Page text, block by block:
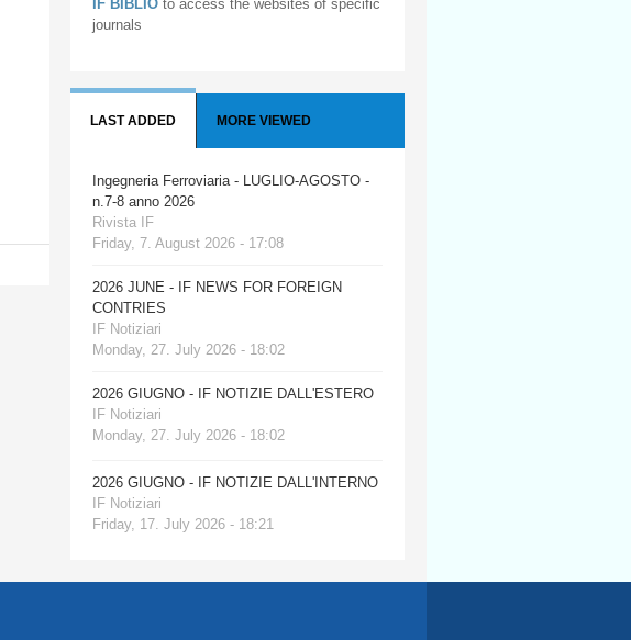
IF BIBLIO to access the websites of specific
journals
LAST ADDED MORE VIEWED
Ingegneria Ferroviaria - LUGLIO-AGOSTO -
n.7-8 anno 2026
Rivista IF
Friday, 7. August 2026 - 17:08
2026 JUNE - IF NEWS FOR FOREIGN
CONTRIES
IF Notiziari
Monday, 27. July 2026 - 18:02
2026 GIUGNO - IF NOTIZIE DALL'ESTERO
IF Notiziari
Monday, 27. July 2026 - 18:02
2026 GIUGNO - IF NOTIZIE DALL'INTERNO
IF Notiziari
Friday, 17. July 2026 - 18:21